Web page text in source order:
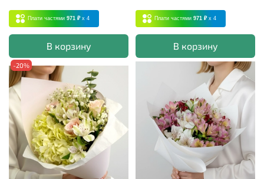
Плати частями 971 ₽ x 4
В корзину
Плати частями 971 ₽ x 4
В корзину
-20%